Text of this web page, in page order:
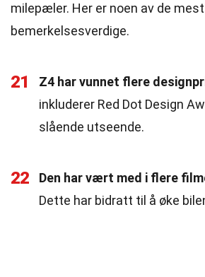
milepæler. Her er noen av de mest
bemerkelsesverdige.
21 Z4 har vunnet flere
inkluderer Red Dot Design
slående utseende.
22
Den har vært med i flere
Dette har bidratt til å øke